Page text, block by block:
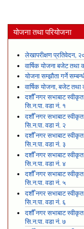
योजना तथा परियोजना
लेखापरीक्षण प्रतिवेदन,
वार्षिक योजना बजेट तथा
योजना सम्झौता गर्ने
वार्षिक योजना, बजेट
दशौँ नगर सभाबाट
सि.न.पा. वडा नं. १
दशौँ नगर सभाबाट
सि.न.पा. वडा नं. २
दशौँ नगर सभाबाट
सि.न.पा. वडा नं. ३
दशौँ नगर सभाबाट
सि.न.पा. वडा नं. ४
दशौँ नगर सभाबाट
सि.न.पा. वडा नं. ५
दशौँ नगर सभाबाट
सि.न.पा. वडा नं. ६
दशौँ नगर सभाबाट
सि.न.पा. वडा नं. ७